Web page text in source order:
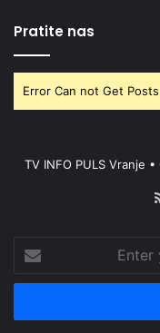
Pratite nas
Error Can not Get
TV INFO PULS Vranje
your
Email